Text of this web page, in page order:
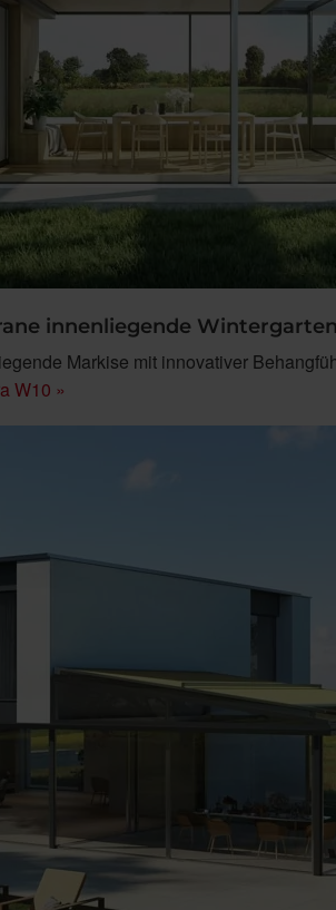
innenliegende
Markise mit innovativer
W10 »